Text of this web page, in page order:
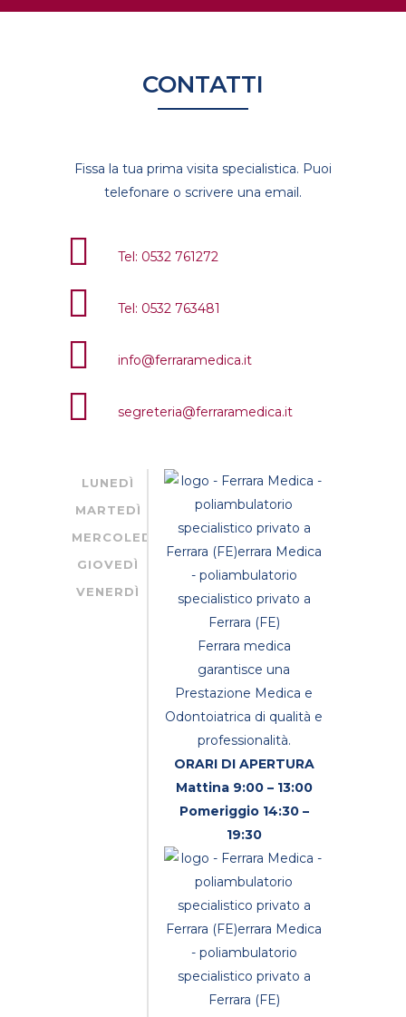
CONTATTI
Fissa la tua prima visita specialistica. Puoi
telefonare o scrivere una email.
Tel: 0532 761272
Tel: 0532 763481
info@ferraramedica.it
segreteria@ferraramedica.it
LUNEDÌ
MARTEDÌ
MERCOLEDÌ
GIOVEDÌ
VENERDÌ
Ferrara medica
garantisce una
Prestazione Medica e
Odontoiatrica di qualità e
professionalità.
ORARI DI APERTURA
Mattina 9:00 – 13:00
Pomeriggio 14:30 –
19:30